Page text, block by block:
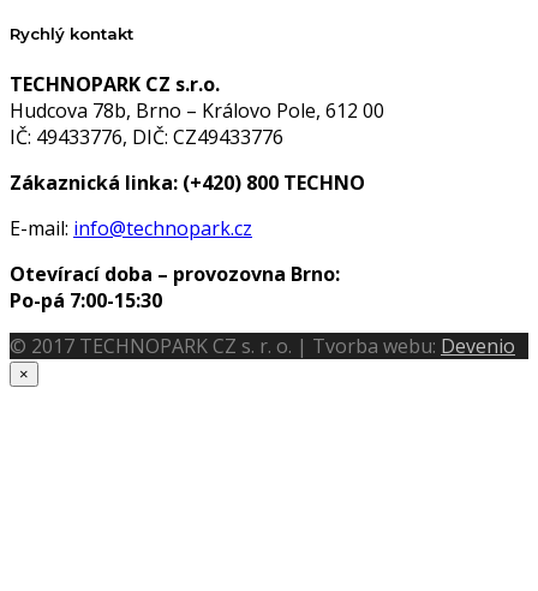
Rychlý kontakt
TECHNOPARK CZ s.r.o.
Hudcova 78b, Brno – Královo Pole, 612 00
IČ: 49433776, DIČ: CZ49433776
Zákaznická linka: (+420) 800 TECHNO
E-mail: info@technopark.cz
Otevírací doba – provozovna Brno:
Po-pá 7:00-15:30
© 2017 TECHNOPARK CZ s. r. o. | Tvorba webu: Devenio
×